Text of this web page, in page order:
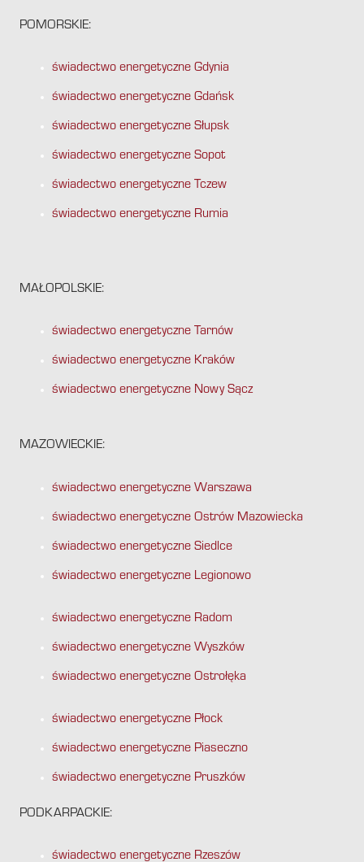
POMORSKIE:
świadectwo energetyczne Gdynia
świadectwo energetyczne Gdańsk
świadectwo energetyczne Słupsk
świadectwo energetyczne Sopot
świadectwo energetyczne Tczew
świadectwo energetyczne Rumia
MAŁOPOLSKIE:
świadectwo energetyczne Tarnów
świadectwo energetyczne Kraków
świadectwo energetyczne Nowy Sącz
MAZOWIECKIE:
świadectwo energetyczne Warszawa
świadectwo energetyczne Ostrów Mazowiecka
świadectwo energetyczne Siedlce
świadectwo energetyczne Legionowo
świadectwo energetyczne Radom
świadectwo energetyczne Wyszków
świadectwo energetyczne Ostrołęka
świadectwo energetyczne Płock
świadectwo energetyczne Piaseczno
świadectwo energetyczne Pruszków
PODKARPACKIE:
świadectwo energetyczne Rzeszów